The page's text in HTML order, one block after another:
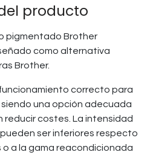
producto
pigmentado Brother
como alternativa
Brother.
correcto para
una opción adecuada
reducir costes. La intensidad
ser inferiores respecto
a la gama reacondicionada